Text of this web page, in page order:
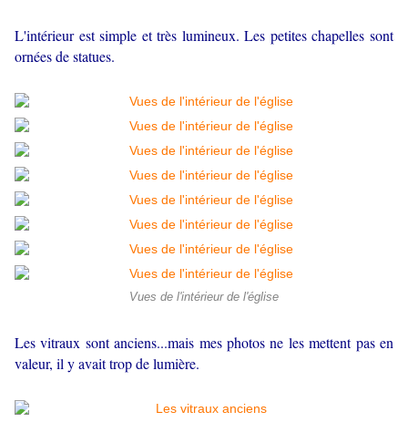
L'intérieur est simple et très lumineux. Les petites chapelles sont
ornées de statues.
Vues de l'intérieur de l'église
Les vitraux sont anciens...mais mes photos ne les mettent pas en
valeur, il y avait trop de lumière.